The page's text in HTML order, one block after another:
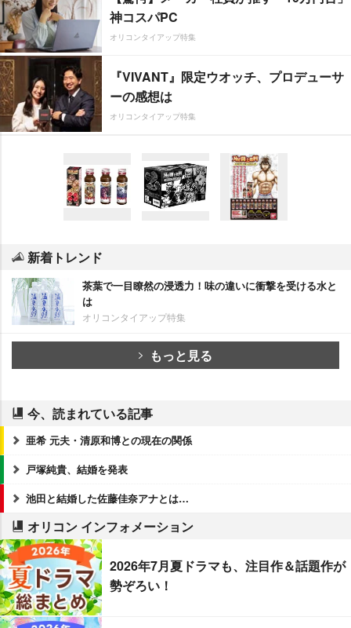
神コスパPC
オリコンタイアップ特集
『VIVANT』限定ウオッチ、プロデューサ
ーの感想は
オリコンタイアップ特集
新着トレンド
茶葉で一目瞭然の浸透力！味の違いに衝撃を受ける水と
は
オリコンタイアップ特集
もっと見る
今、読まれている記事
亜希 元夫・清原和博との現在の関係
戸塚純貴、結婚を発表
池田と結婚した佐藤佳奈アナとは…
オリコン インフォメーション
2026年7月夏ドラマも、注目作＆話題作が
勢ぞろい！